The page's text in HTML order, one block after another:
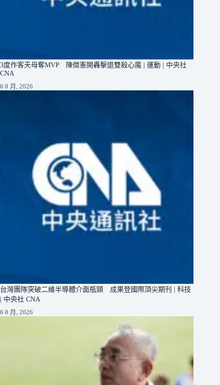
3度作客天母奪MVP 陳傑憲開轟擊退雙殺心魔 | 運動 | 中央社
CNA
6 8 月, 2026
台灣團隊突破二維半導體介面瓶頸 成果登國際頂尖期刊 | 科技
| 中央社 CNA
6 8 月, 2026